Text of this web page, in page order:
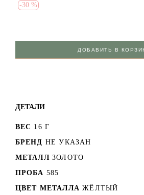
-30 %
ДОБАВИТЬ В
ДЕТАЛИ
ВЕС 16 Г
БРЕНД НЕ УКАЗАН
МЕТАЛЛ ЗОЛОТО
ПРОБА 585
ЦВЕТ МЕТАЛЛА ЖЁЛТЫЙ